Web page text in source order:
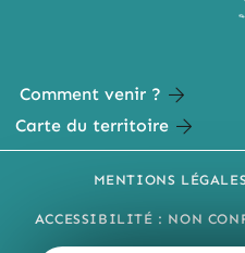
Comment venir ?
Carte du territoire
MENTIONS
ACCESSIBILITÉ : NON